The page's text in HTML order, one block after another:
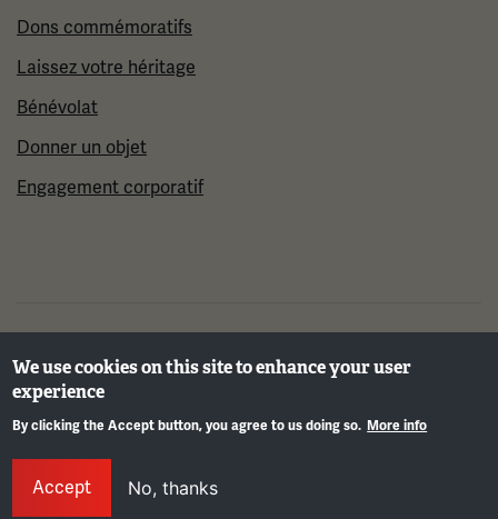
Dons commémoratifs
Laissez votre héritage
Bénévolat
Donner un objet
Engagement corporatif
©2026 Musée et mémorial national de la Première
Guerre mondiale
We use cookies on this site to enhance your user
experience
By clicking the Accept button, you agree to us doing so. More info
Accept No, thanks